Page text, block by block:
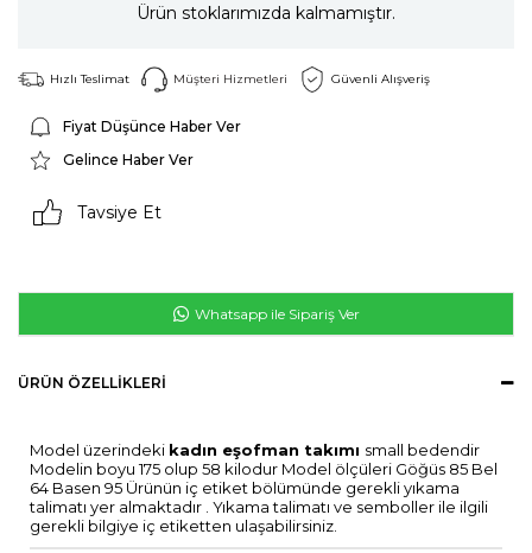
Ürün stoklarımızda kalmamıştır.
Hızlı Teslimat Müşteri Hizmetleri Güvenli Alışveriş
Fiyat Düşünce Haber Ver
Gelince Haber Ver
Tavsiye Et
Whatsapp ile Sipariş Ver
ÜRÜN ÖZELLIKLERI
Model üzerindeki kadın eşofman takımı small bedendir
Modelin boyu 175 olup 58 kilodur Model ölçüleri Göğüs 85 Bel
64 Basen 95 Ürünün iç etiket bölümünde gerekli yıkama
talimatı yer almaktadır . Yıkama talimatı ve semboller ile ilgili
gerekli bilgiye iç etiketten ulaşabilirsiniz.